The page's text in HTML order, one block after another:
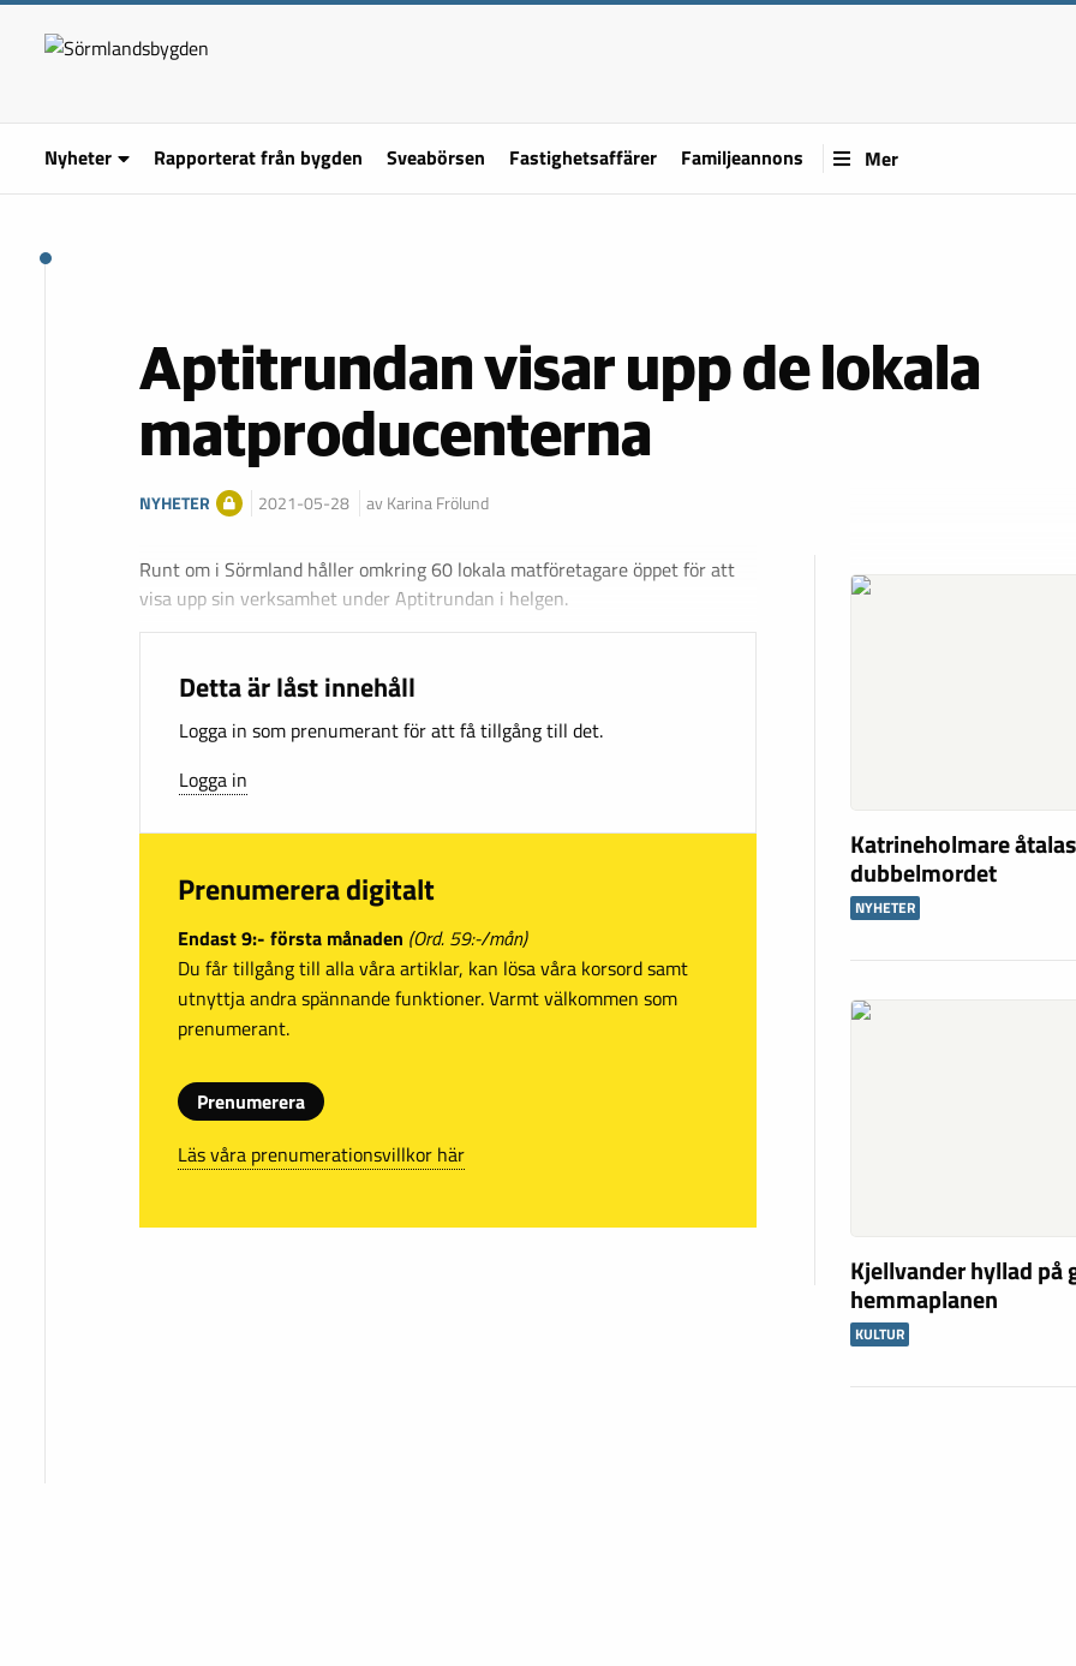
Nyheter Rapporterat från bygden Sveabörsen Fastighetsaffärer Familjeannons Mer
Aptitrundan visar upp de lokala
matproducenterna
NYHETER 2021-05-28 av Karina Frölund
Runt om i Sörmland håller omkring 60 lokala matföretagare öppet för att
visa upp sin verksamhet under Aptitrundan i helgen.
Detta är låst innehåll
Logga in som prenumerant för att få tillgång till det.
Logga in
Prenumerera digitalt
Endast 9:- första månaden (Ord. 59:-/mån)
Du får tillgång till alla våra artiklar, kan lösa våra korsord samt
utnyttja andra spännande funktioner. Varmt välkommen som
prenumerant.
Prenumerera
Läs våra prenumerationsvillkor här
Katrineholmare
dubbelmordet
NYHETER
Kjellvander hyllad på
hemmaplanen
KULTUR